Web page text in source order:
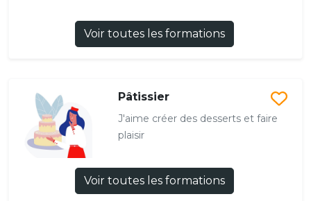
Voir toutes les formations
Pâtissier
J'aime créer des desserts et faire
plaisir
Voir toutes les formations